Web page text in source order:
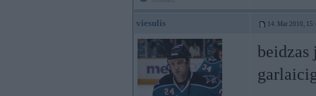
viesulis 14. Mar 2010,
beidzas